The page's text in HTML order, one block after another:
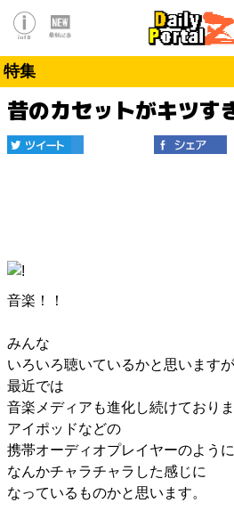
特集
昔のカセットがキツす
音楽！！
みんな
いろいろ聴いているかと思いますが
最近では
音楽メディアも進化し続けておりま
アイポッドなどの
携帯オーディオプレイヤーのように
なんかチャラチャラした感じに
なっているものかと思います。